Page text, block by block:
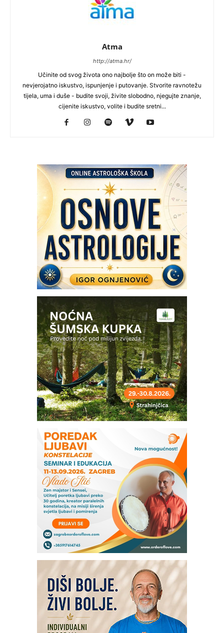
Atma
http://atma.hr/
Učinite od svog života ono najbolje što on može biti -
nevjerojatno iskustvo, ispunjenje i putovanje. Stvorite ravnotežu
tijela, uma i duše - budite svoji, živite slobodno, njegujte znanje,
cijenite iskustvo, volite i budite sretni...